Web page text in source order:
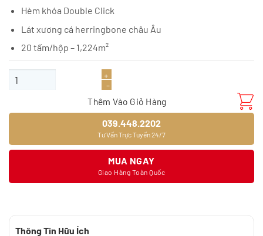
Hèm khóa Double Click
Lát xương cá herringbone châu Âu
20 tấm/hộp – 1,224m²
Sàn gỗ JOYTEK xương cá HR06 số lượng
Thêm Vào Giỏ Hàng
039.448.2202
Tư Vấn Trực Tuyến 24/7
MUA NGAY
Giao Hàng Toàn Quốc
Thông Tin Hữu Ích